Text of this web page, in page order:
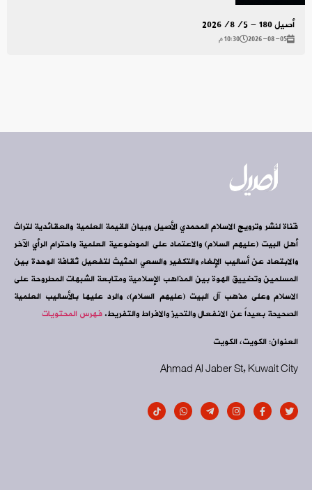
أصيل 180 - 2026/8/5
2026-08-05 10:30 م
قناة لنشر وترويج الاسلام المحمدي الأصيل وبيان القيمة العلمية والعقائدية لتراث
أهل البيت (عليهم السلام) والاعتماد على الموضوعية العلمية واحترام الرأي الآخر
والابتعاد عن أساليب الإلغاء والتكفير والسعي الحثيث لتفعيل ثقافة الوحدة بين
المسلمين وتضييق الهوة بين المذاهب الإسلامية ومتابعة الشبهات المطروحة على
الاسلام وعلى مذهب آل البيت (عليهم السلام)، والرد عليها بالأساليب العلمية
الصحيحة بعيداً عن الانفعال والتحيز والافراط والتفريط.فهرس المحتويات
العنوان: الكويت، الكويت
Ahmad Al Jaber St, Kuwait City